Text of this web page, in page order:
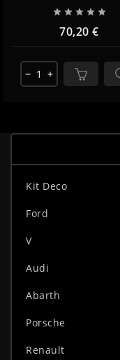
    
70,20 €
remove add
Kit Deco
Ford
V
Audi
Abarth
Porsche
Renault